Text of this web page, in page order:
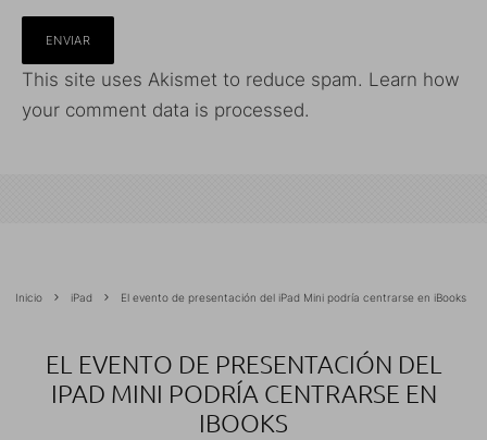
This site uses Akismet to reduce spam. Learn how
your comment data is processed.
Inicio iPad El evento de presentación del iPad Mini podría centrarse en iBooks
EL EVENTO DE PRESENTACIÓN DEL
IPAD MINI PODRÍA CENTRARSE EN
IBOOKS